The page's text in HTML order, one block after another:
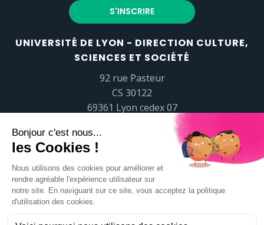
UNIVERSITÉ DE LYON - DIRECTION CULTURE,
SCIENCES ET SOCIÉTÉ
92 rue Pasteur
CS 30122
69361 Lyon cedex 07
popsciences@universite-lyon.fr
Tél.+33 (0)4 37 37 82 01